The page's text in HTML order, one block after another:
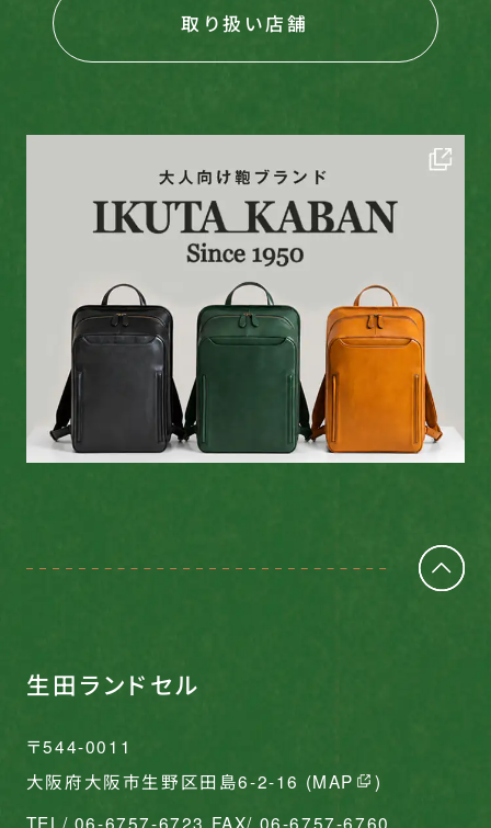
取り扱い店舗
生田ランドセル
〒544-0011
大阪府大阪市生野区田島6-2-16 (MAP
)
TEL/ 06-6757-6723 FAX/ 06-6757-6760